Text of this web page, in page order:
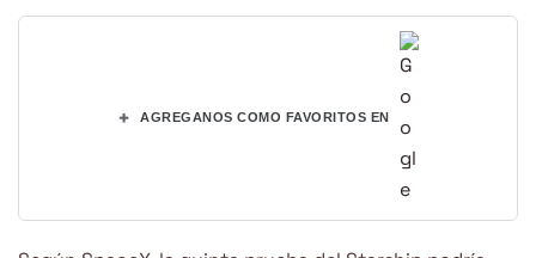
+ AGREGANOS COMO FAVORITOS EN